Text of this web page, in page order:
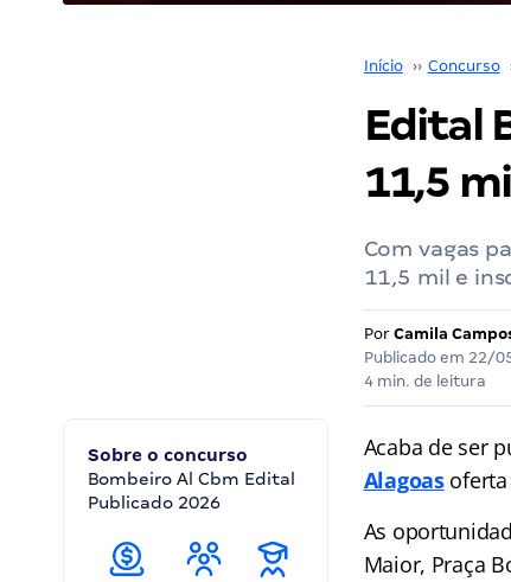
Início ›› Concurso
Edital
11,5
Com vagas
11,5 mil e
Por Camila
Publicado em 22/
4 min. de leitura
Sobre o concurso
Bombeiro Al Cbm Edital
Publicado 2026
Acaba de ser
Alagoasoferta
As
Maior, Praça